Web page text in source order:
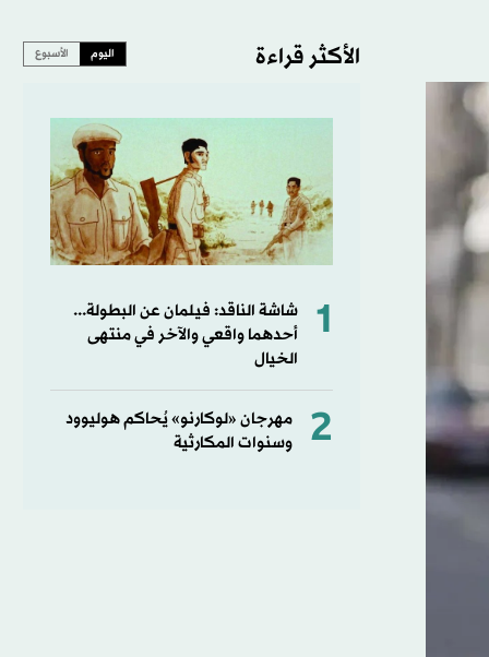
الأكثر قراءة اليوم الأسبوع
1
شاشة الناقد: فيلمان عن البطولة...
أحدهما واقعي والآخر في منتهى
الخيال
2
مهرجان «لوكارنو» يُحاكم هوليوود
وسنوات المكارثية